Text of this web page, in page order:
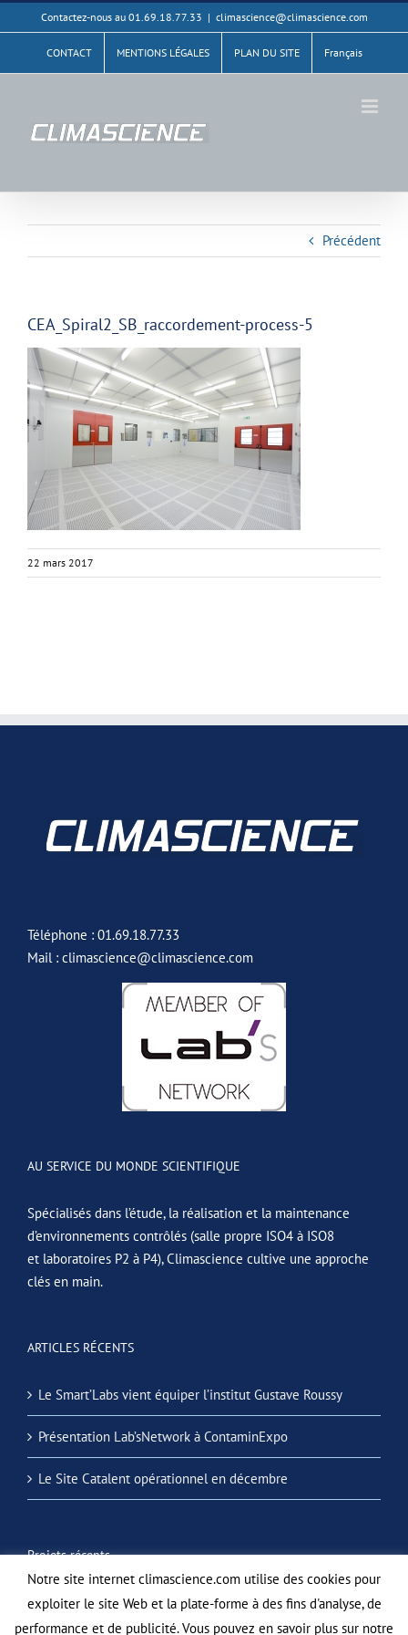
au
Contactez-nous au 01.69.18.77.33 | climascience@climascience.com
CONTACT MENTIONS LÉGALES PLAN DU SITE Français
Précédent
CEA_Spiral2_SB_raccordement-process-5
22 mars 2017
Téléphone : 01.69.18.77.33
Mail : climascience@climascience.com
AU SERVICE DU MONDE SCIENTIFIQUE
Spécialisés dans l’étude, la réalisation et la maintenance
d’environnements contrôlés (salle propre ISO4 à ISO8
et laboratoires P2 à P4), Climascience cultive une approche
clés en main.
ARTICLES RÉCENTS
Le Smart’Labs vient équiper l’institut Gustave Roussy
Présentation Lab’sNetwork à ContaminExpo
Le Site Catalent opérationnel en décembre
Projets récents
Notre site internet climascience.com utilise des cookies pour
exploiter le site Web et la plate-forme à des fins d'analyse, de
performance et de publicité. Vous pouvez en savoir plus sur notre